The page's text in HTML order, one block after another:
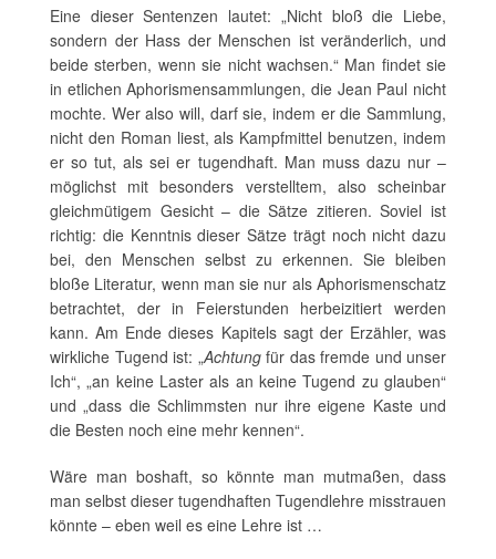
Eine dieser Sentenzen lautet: „Nicht bloß die Liebe,
sondern der Hass der Menschen ist veränderlich, und
beide sterben, wenn sie nicht wachsen.“ Man findet sie
in etlichen Aphorismensammlungen, die Jean Paul nicht
mochte. Wer also will, darf sie, indem er die Sammlung,
nicht den Roman liest, als Kampfmittel benutzen, indem
er so tut, als sei er tugendhaft. Man muss dazu nur –
möglichst mit besonders verstelltem, also scheinbar
gleichmütigem Gesicht – die Sätze zitieren. Soviel ist
richtig: die Kenntnis dieser Sätze trägt noch nicht dazu
bei, den Menschen selbst zu erkennen. Sie bleiben
bloße Literatur, wenn man sie nur als Aphorismenschatz
betrachtet, der in Feierstunden herbeizitiert werden
kann. Am Ende dieses Kapitels sagt der Erzähler, was
wirkliche Tugend ist: „Achtung für das fremde und unser
Ich“, „an keine Laster als an keine Tugend zu glauben“
und „dass die Schlimmsten nur ihre eigene Kaste und
die Besten noch eine mehr kennen“.
Wäre man boshaft, so könnte man mutmaßen, dass
man selbst dieser tugendhaften Tugendlehre misstrauen
könnte – eben weil es eine Lehre ist …